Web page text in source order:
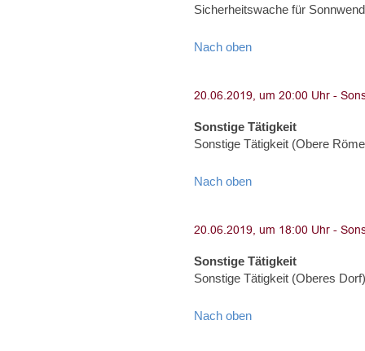
Sicherheitswache für
Nach oben
Sonstige Tätigkeit
Sonstige Tätigkeit (Obere
Nach oben
Sonstige Tätigkeit
Sonstige Tätigkeit (Oberes
Nach oben